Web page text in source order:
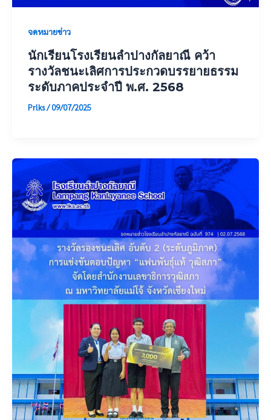
จดหมายข่าว
นักเรียนโรงเรียนลำปางกัลยาณี คว้า
รางวัลชนะเลิศการประกวดบรรยายธรรม
ระดับภาคประจำปี พ.ศ. 2568
Prlks/09/07/2025